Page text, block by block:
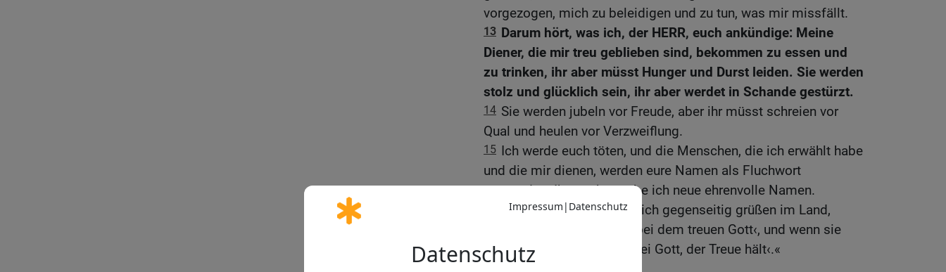
vorgezogen, mich zu beleidigen und zu tun, was mir missfällt.
13 Darum hört, was ich, der HERR, euch ankündige: Meine
Diener, die mir treu geblieben sind, bekommen zu essen und
zu trinken, ihr aber müsst Hunger und Durst leiden. Sie werden
stolz und glücklich sein, ihr aber werdet in Schande gestürzt.
14 Sie werden jubeln vor Freude, aber ihr müsst schreien vor
Qual und heulen vor Verzweiflung.
15 Ich werde euch töten, und die Menschen, die ich erwählt habe
und die mir dienen, werden eure Namen als Fluchwort
verwenden. Ihnen aber gebe ich neue ehrenvolle Namen.
Wenn dann die Leute sich gegenseitig grüßen im Land,
grüßen sie sich nur noch ›bei dem treuen Gott‹, und wenn sie
schwören, schwören sie ›bei Gott, der Treue hält‹.«